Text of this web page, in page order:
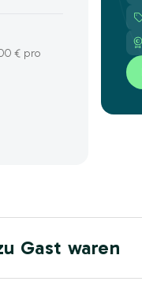
€ pro
Gast waren